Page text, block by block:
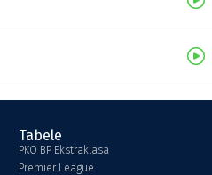
Tabele
PKO BP Ekstraklasa
Premier League